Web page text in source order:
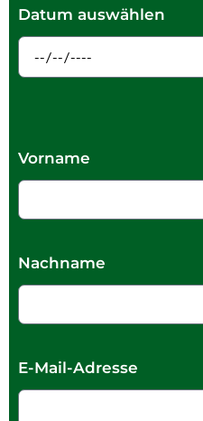
Datum auswählen
Vorname
Nachname
E-Mail-Adresse